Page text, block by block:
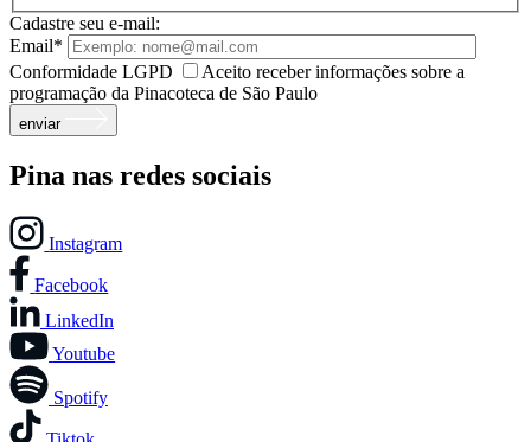
Cadastre seu e-mail:
Email*
Conformidade LGPD
Aceito receber informações sobre a
programação da Pinacoteca de São Paulo
enviar
Pina nas redes sociais
Instagram
Facebook
LinkedIn
Youtube
Spotify